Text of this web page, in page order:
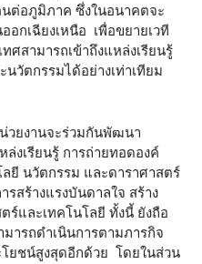
ต่อภูมิภาค ซึ่งในอนาคตจะ
กเฉียงเหนือ เพื่อขยายเวที
ศสามารถเข้าถึงแหล่งเรียนรู้
วัตกรรมได้อย่างเท่าเทียม
วยงานจะร่วมกันพัฒนา
ล่งเรียนรู้ การถ่ายทอดองค์
ยี นวัตกรรม และดาราศาสตร์
รสร้างแรงบันดาลใจ สร้าง
ร์และเทคโนโลยี ทั้งนี้ ยังถือ
ารถดำเนินการตามภารกิจ
โยชน์สูงสุดอีกด้วย โดยในส่วน